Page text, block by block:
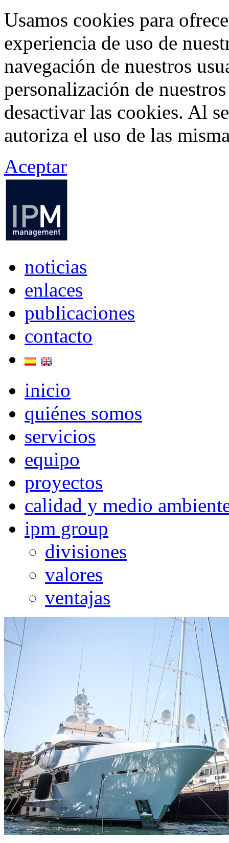
Usamos cookies para
experiencia de uso de
navegación de nuestros
personalización de
desactivar las cookies. Al
autoriza el uso de las
Aceptar
noticias
enlaces
publicaciones
contacto
inicio
quiénes somos
servicios
equipo
proyectos
calidad y medio
ipm group
divisiones
valores
ventajas